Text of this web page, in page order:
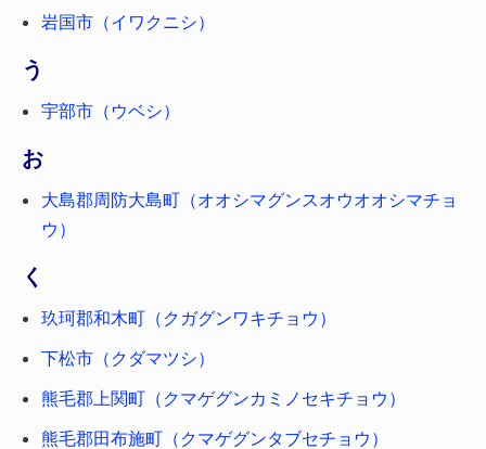
岩国市（イワクニシ）
う
宇部市（ウベシ）
お
大島郡周防大島町（オオシマグンスオウオオシマチョ
ウ）
く
玖珂郡和木町（クガグンワキチョウ）
下松市（クダマツシ）
熊毛郡上関町（クマゲグンカミノセキチョウ）
熊毛郡田布施町（クマゲグンタブセチョウ）